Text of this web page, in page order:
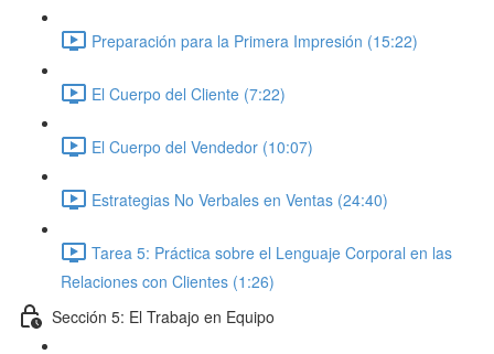
Preparación para la Primera Impresión (15:22)
El Cuerpo del Cliente (7:22)
El Cuerpo del Vendedor (10:07)
Estrategias No Verbales en Ventas (24:40)
Tarea 5: Práctica sobre el Lenguaje Corporal en las
Relaciones con Clientes (1:26)
Sección 5: El Trabajo en Equipo